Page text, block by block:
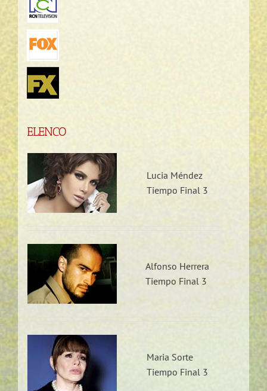
ELENCO
Lucia Méndez
Tiempo Final 3
Alfonso Herrera
Tiempo Final 3
Maria Sorte
Tiempo Final 3